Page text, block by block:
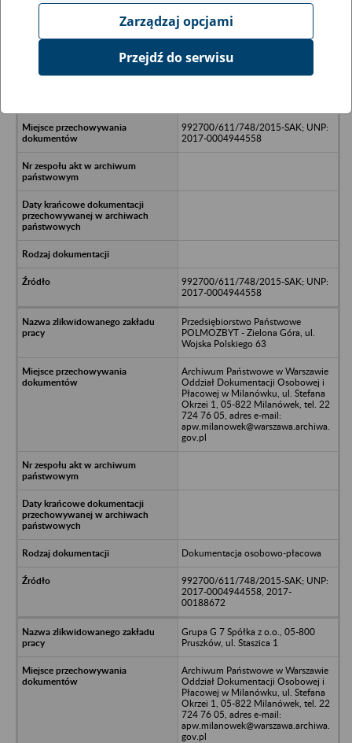
Ukryj wszystkie pozycje bazy
Spółdzielnia Inwalidów
992700/611/748/2015-SAK; UNP:
2017-0004944558
992700/611/748/2015-SAK; UNP:
2017-0004944558
Przedsiębiorstwo Państwowe
POLMOZBYT - Zielona Góra, ul.
Wojska Polskiego 63
Archiwum Państwowe w Warszawie
Oddział Dokumentacji Osobowej i
Płacowej w Milanówku, ul. Stefana
Okrzei 1, 05-822 Milanówek, tel. 22
724 76 05, adres e-mail:
apw.milanowek@warszawa.archiwa.
gov.pl
Dokumentacja osobowo-płacowa
992700/611/748/2015-SAK; UNP:
2017-0004944558, 2017-
00188672
Grupa G 7 Spółka z o.o., 05-800
Pruszków, ul. Staszica 1
Archiwum Państwowe w Warszawie
Oddział Dokumentacji Osobowej i
Płacowej w Milanówku, ul. Stefana
Okrzei 1, 05-822 Milanówek, tel. 22
724 76 05, adres e-mail:
apw.milanowek@warszawa.archiwa.
gov.pl
Zarządzaj opcjami
Przejdź do serwisu